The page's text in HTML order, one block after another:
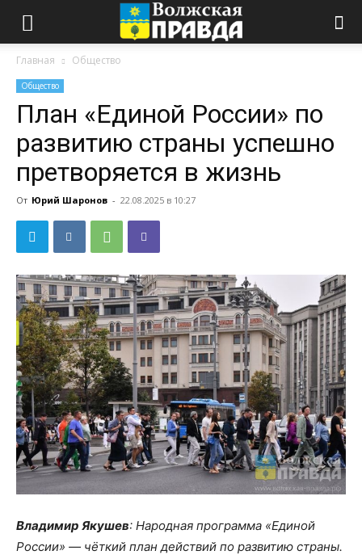
Главная Общество
Общество
План «Единой России» по
развитию страны успешно
претворяется в жизнь
От Юрий Шаронов - 22.08.2025 в 10:27
Владимир Якушев: Народная программа «Единой
России» — чёткий план действий по развитию страны.